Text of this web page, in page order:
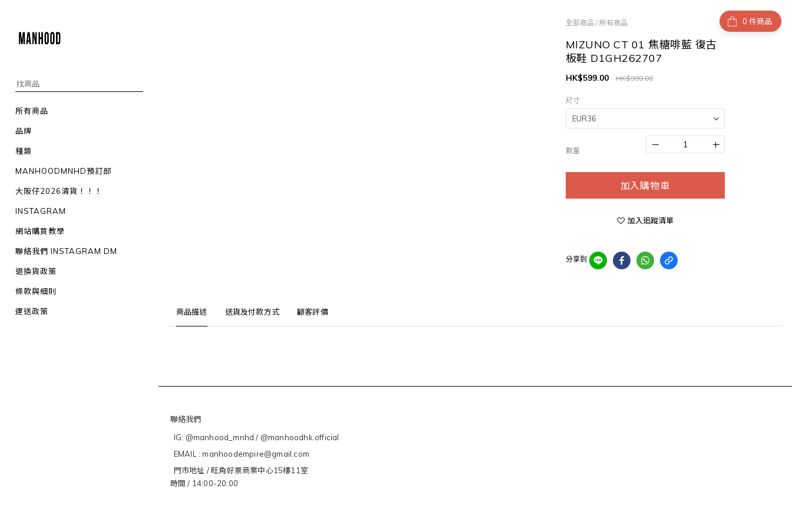
所有商品
品牌
種類
MANHOODMNHD預訂部
大阪仔2026清貨！！！
INSTAGRAM
網站購買教學
聯絡我們 INSTAGRAM DM
退換貨政策
條款與細則
運送政策
件商品
全部商品 /所有商品
MIZUNO CT 01 焦糖啡藍 復古
板鞋 D1GH262707
HK$999.00
HK$599.00
尺寸
數量
加入購物車
加入追蹤清單
分享到
商品描述 送貨及付款方式 顧客評價
聯絡我們
IG: @manhood_mnhd / @manhoodhk.official
EMAIL : manhoodempire@gmail.com
門市地址 / 旺角好景商業中心15樓11室
時間 / 14:00-20:00